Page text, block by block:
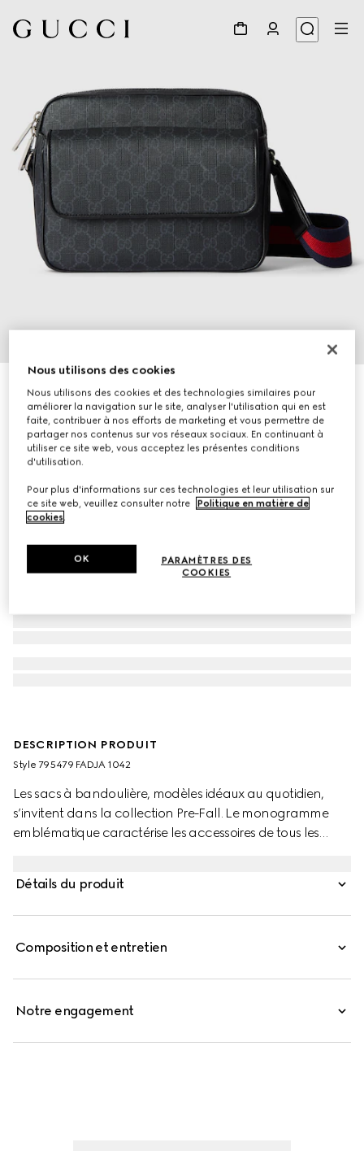
Sac à bandoulière GG Black petit format
CA$2,750
DESCRIPTION PRODUIT
Style ‎795479 FADJA 1042
Les sacs à bandoulière, modèles idéaux au quotidien,
s’invitent dans la collection Pre-Fall. Le monogramme
emblématique caractérise les accessoires de tous les
GG Supreme est ici déclinée en noir, tandis que la
Détails du produit
Composition et entretien
Notre engagement
Nous utilisons des cookies
Nous utilisons des cookies et des technologies similaires pour
améliorer la navigation sur le site, analyser l'utilisation qui en est
faite, contribuer à nos efforts de marketing et vous permettre de
partager nos contenus sur vos réseaux sociaux. En continuant à
utiliser ce site web, vous acceptez les présentes conditions
d'utilisation.
Pour plus d'informations sur ces technologies et leur utilisation sur
ce site web, veuillez consulter notre
Politique en matière de
cookies.
PARAMÈTRES DES
COOKIES
OK